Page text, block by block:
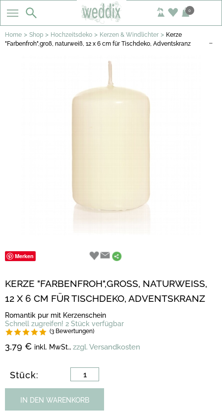
0
Home > Shop > Hochzeitsdeko > Kerzen & Windlichter > Kerze
"Farbenfroh",groß, naturweiß, 12 x 6 cm für Tischdeko, Adventskranz
…
Merken
KERZE "FARBENFROH",GROSS, NATURWEISS,
12 X 6 CM FÜR TISCHDEKO, ADVENTSKRANZ
Romantik pur mit Kerzenschein
Schnell zugreifen! 2 Stück verfügbar
(3 Bewertungen)
3,79 € inkl. MwSt., zzgl. Versandkosten
Stück:
IN DEN WARENKORB